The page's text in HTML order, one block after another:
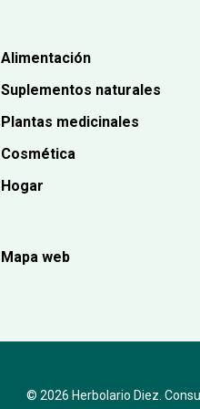
Alimentación
Suplementos naturales
Plantas medicinales
Cosmética
Hogar
Mapa web
© 2026 Herbolario Diez.